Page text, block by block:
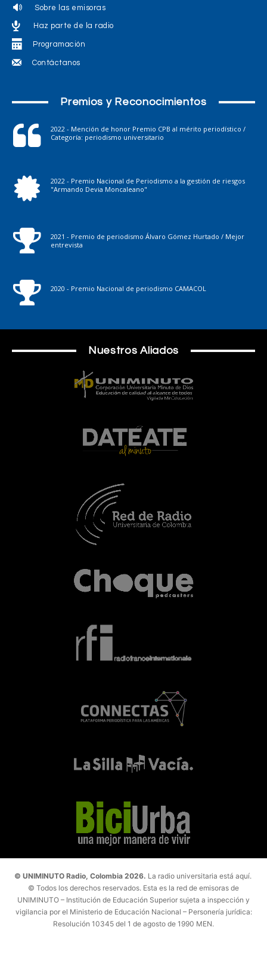
Sobre las emisoras
Haz parte de la radio
Programación
Contáctanos
Premios y Reconocimientos
2022 - Mención de honor Premio CPB al mérito periodístico /
Categoría: periodismo universitario
2022 - Premio Nacional de Periodismo a la gestión de riesgos
"Armando Devia Moncaleano"
2021 - Premio de periodismo Álvaro Gómez Hurtado / Mejor
entrevista
2020 - Premio Nacional de periodismo CAMACOL
Nuestros Aliados
© UNIMINUTO Radio, Colombia 2026. La radio universitaria está aquí.
© Todos los derechos reservados. Esta es la red de emisoras de
UNIMINUTO – Institución de Educación Superior sujeta a inspección y
vigilancia por el Ministerio de Educación Nacional – Personería jurídica:
Resolución 10345 del 1 de agosto de 1990 MEN.